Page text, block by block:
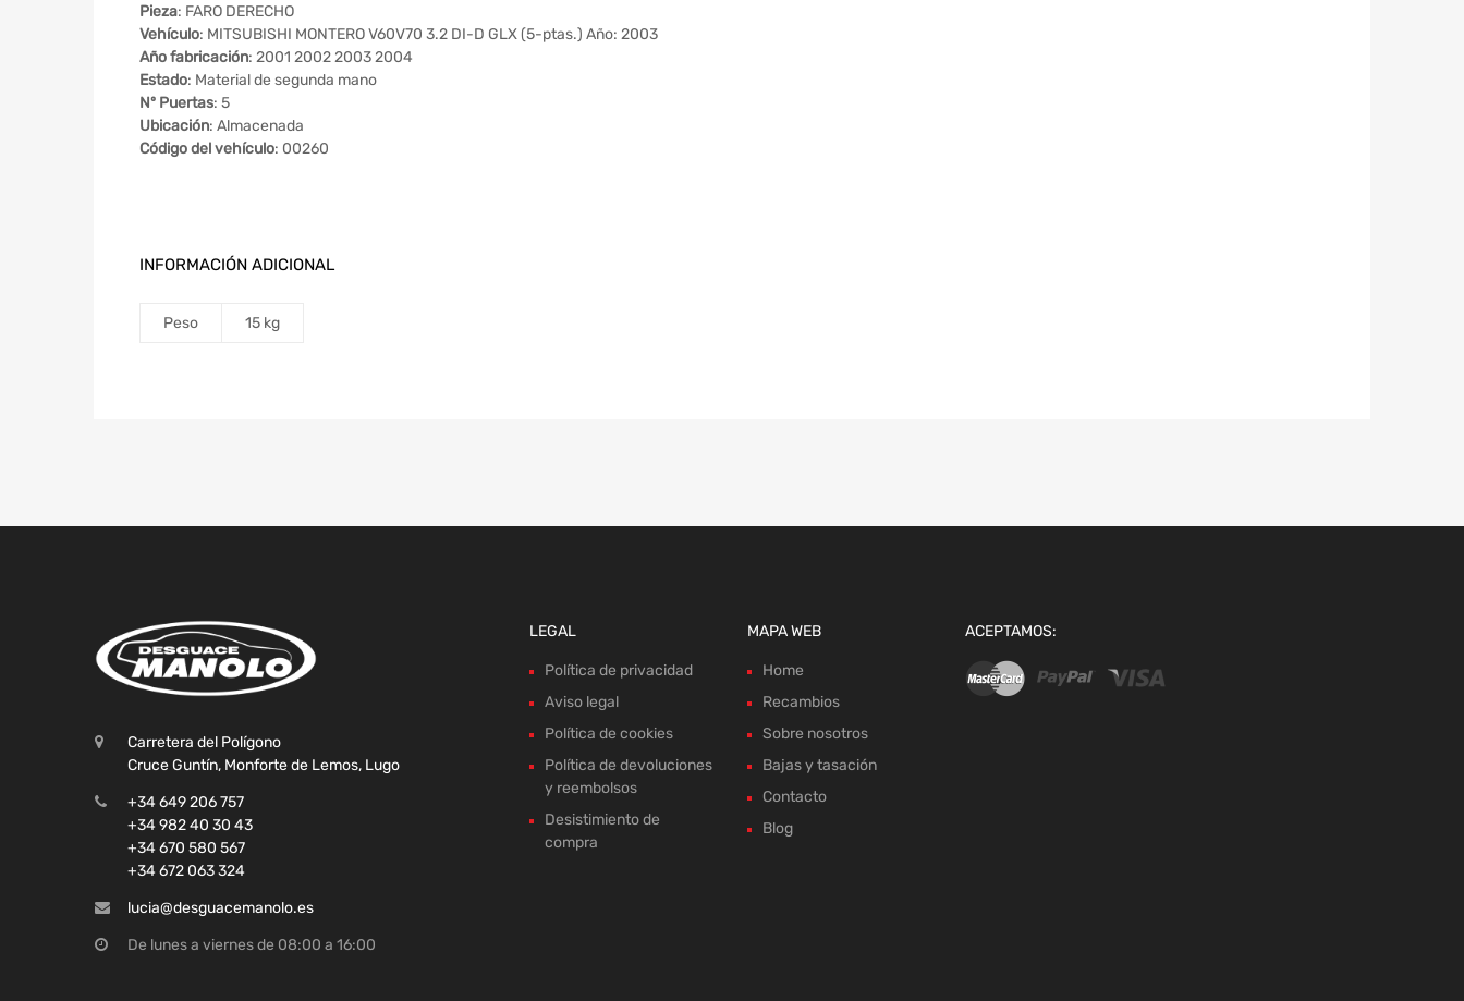
Pieza: FARO DERECHO
Vehículo: MITSUBISHI MONTERO V60V70 3.2 DI-D GLX (5-ptas.) Año: 2003
Año fabricación: 2001 2002 2003 2004
Estado: Material de segunda mano
Nº Puertas: 5
Ubicación: Almacenada
Código del vehículo: 00260
INFORMACIÓN ADICIONAL
Peso 15 kg
Carretera del Polígono
Cruce Guntín, Monforte de Lemos, Lugo
+34 649 206 757
+34 982 40 30 43
+34 670 580 567
+34 672 063 324
lucia@desguacemanolo.es
De lunes a viernes de 08:00 a 16:00
LEGAL
Política de privacidad
Aviso legal
Política de cookies
Política de devoluciones
y reembolsos
Desistimiento de
compra
MAPA WEB
Home
Recambios
Sobre nosotros
Bajas y tasación
Contacto
Blog
ACEPTAMOS: